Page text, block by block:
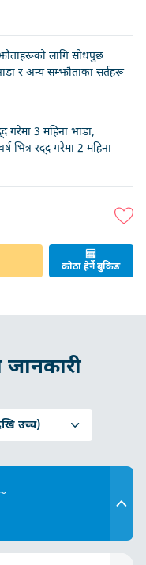
लागि सोधपुछ
र अन्य सम्झौताका सर्तहरू
गरेमा 3 महिना भाडा,
भित्र रद्द गरेमा 2 महिना
कोठा हेर्ने बुकिङ
उच्च)